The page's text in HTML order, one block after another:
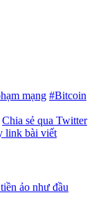
mạng #Bitcoin
Chia sẻ qua Twitter
link bài viết